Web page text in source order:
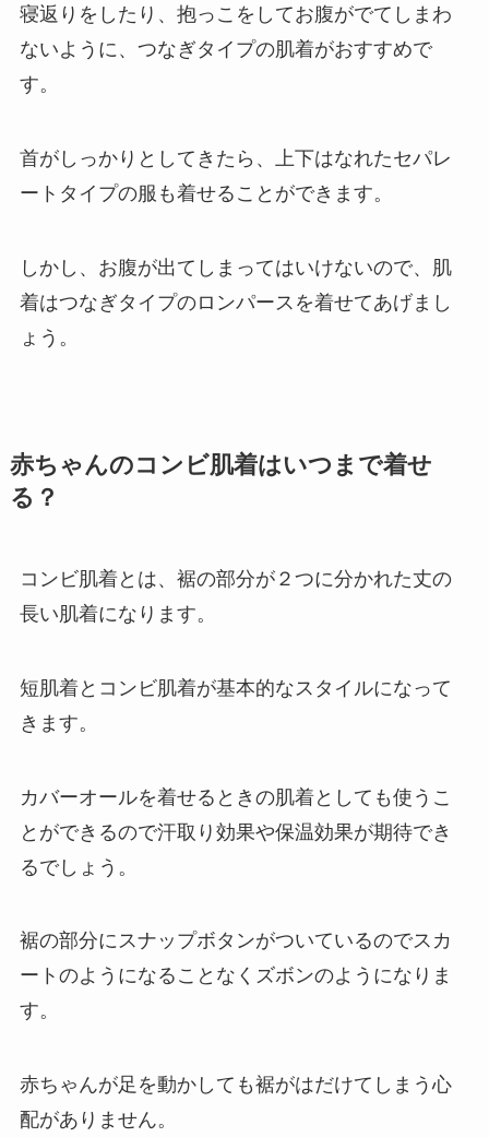
寝返りをしたり、抱っこをしてお腹がでてしまわ
ないように、つなぎタイプの肌着がおすすめで
す。
首がしっかりとしてきたら、上下はなれたセパレ
ートタイプの服も着せることができます。
しかし、お腹が出てしまってはいけないので、肌
着はつなぎタイプのロンパースを着せてあげまし
ょう。
赤ちゃんのコンビ肌着はいつまで着せ
る？
コンビ肌着とは、裾の部分が２つに分かれた丈の
長い肌着になります。
短肌着とコンビ肌着が基本的なスタイルになって
きます。
カバーオールを着せるときの肌着としても使うこ
とができるので汗取り効果や保温効果が期待でき
るでしょう。
裾の部分にスナップボタンがついているのでスカ
ートのようになることなくズボンのようになりま
す。
赤ちゃんが足を動かしても裾がはだけてしまう心
配がありません。